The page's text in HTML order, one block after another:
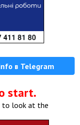
в Telegram
start.
to look at the